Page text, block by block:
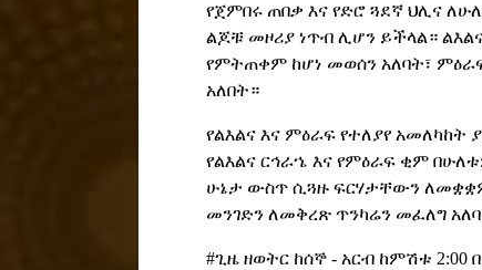
የጀምበሩ ጠበቃ እና የድሮ ጓደኛ ህሊና
ልጆቹ መዞሪያ ነጥብ ሊሆን ይችላል።
የምትጠቀም ከሆነ መወሰን አለባት፣
አለበት።
የልእልና እና ምዕራፍ የተለያየ አመለካከት
የልእልና ርኅራኄ እና የምዕራፍ ቂም
ሁኔታ ውስጥ ሲጓዙ ፍርሃታቸውን
መንገድን ለመቅረጽ ጥንካሬን መፈለግ
#ጊዜ ዘወትር ከሰኞ - አርብ ከምሽቱ 2:00